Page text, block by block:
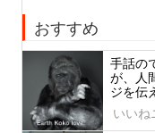
おすすめ
手話の
が、人
ジを伝
いいね